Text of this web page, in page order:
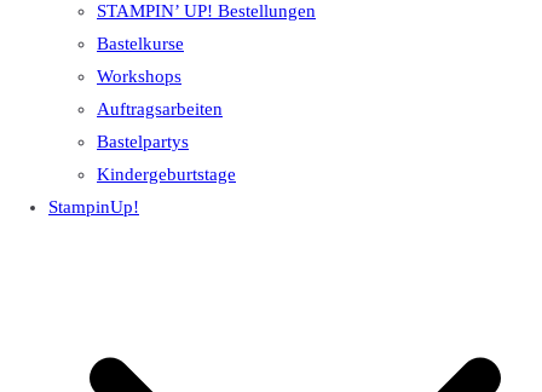
STAMPIN’ UP! Bestellungen
Bastelkurse
Workshops
Auftragsarbeiten
Bastelpartys
Kindergeburtstage
StampinUp!